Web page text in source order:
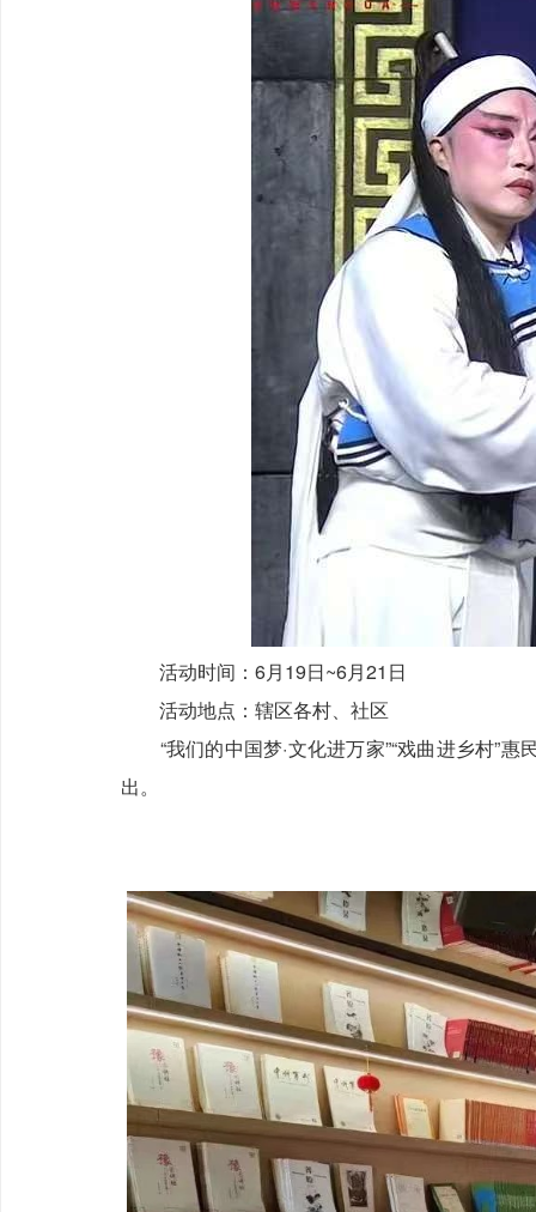
活动时间：6月19日~6月21日
活动地点：辖区各村、社区
“我们的中国梦·文化进万家”“戏曲进乡村”惠
出。